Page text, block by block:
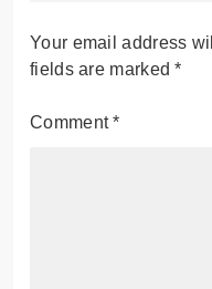
Your email address
fields are marked*
Comment*